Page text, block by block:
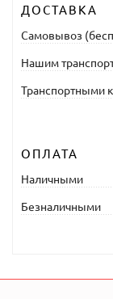
ДОСТАВКА
Самовывоз
Нашим
Транспортными
ОПЛАТА
Наличными
Безналичными